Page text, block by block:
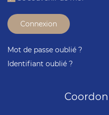
Connexion
Mot de passe oublié ?
Identifiant oublié ?